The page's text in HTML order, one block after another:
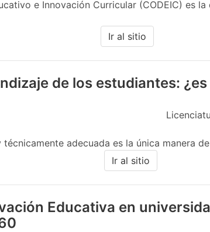
e Innovación Curricular (CODEIC) es
Ir al sitio
de los estudiantes:
adecuada es la única manera
Ir al sitio
Educativa en